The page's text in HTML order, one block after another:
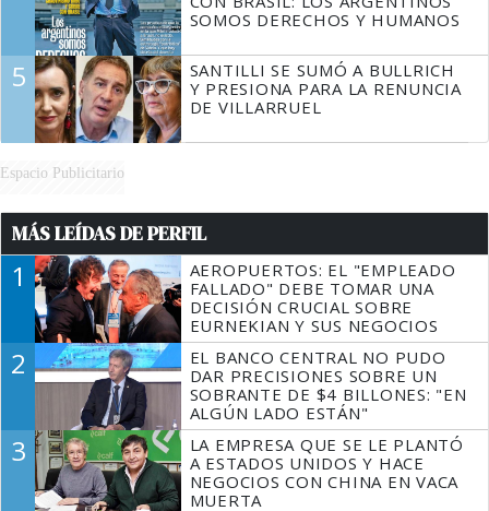
SOMOS DERECHOS Y HUMANOS
5
SANTILLI SE SUMÓ A BULLRICH
Y PRESIONA PARA LA RENUNCIA
DE VILLARRUEL
Espacio Publicitario
MÁS LEÍDAS DE PERFIL
1
AEROPUERTOS: EL "EMPLEADO
FALLADO" DEBE TOMAR UNA
DECISIÓN CRUCIAL SOBRE
EURNEKIAN Y SUS NEGOCIOS
2
EL BANCO CENTRAL NO PUDO
DAR PRECISIONES SOBRE UN
SOBRANTE DE $4 BILLONES: "EN
ALGÚN LADO ESTÁN"
3
LA EMPRESA QUE SE LE PLANTÓ
A ESTADOS UNIDOS Y HACE
NEGOCIOS CON CHINA EN VACA
MUERTA